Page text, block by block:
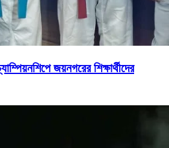
জয়নগরের শিক্ষার্থীদের